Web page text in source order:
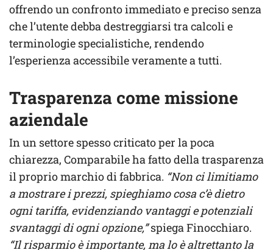
offrendo un confronto immediato e preciso senza
che l’utente debba destreggiarsi tra calcoli e
terminologie specialistiche, rendendo
l’esperienza accessibile veramente a tutti.
Trasparenza come missione
aziendale
In un settore spesso criticato per la poca
chiarezza, Comparabile ha fatto della trasparenza
il proprio marchio di fabbrica. “Non ci limitiamo
a mostrare i prezzi, spieghiamo cosa c’è dietro
ogni tariffa, evidenziando vantaggi e potenziali
svantaggi di ogni opzione,”spiega Finocchiaro.
“Il risparmio è importante, ma lo è altrettanto la